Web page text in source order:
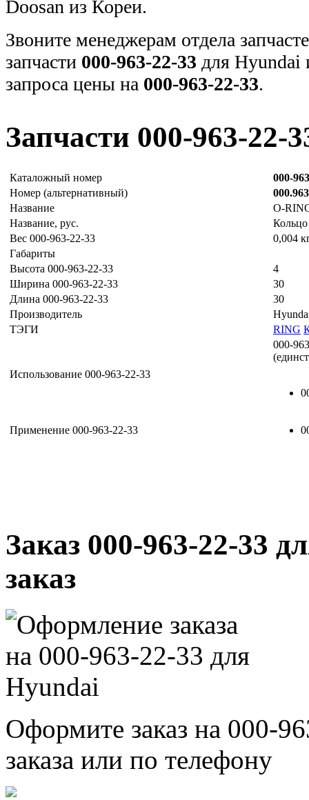
Doosan из Кореи.
Звоните менеджерам отдела
запчасти 000-963-22-33 для Hyundai
запроса цены на 000-963-22-33.
Запчасти 000-963-22-
Каталожный номер
000-
Номер (альтернативный)
Название
O-
Название, рус.
Вес 000-963-22-33
0,004
Габариты
Высота 000-963-22-33
4
Ширина 000-963-22-33
30
Длина 000-963-22-33
30
Производитель
ТЭГИ
RING
Использование 000-963-22-33
000-
Применение 000-963-22-33
Заказ 000-963-22-33
заказ
Оформите заказ на 000-
заказа или по телефону